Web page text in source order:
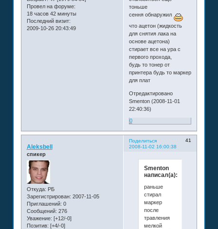
Провел на форуме:
18 часов 42 минуты
Последний визит:
2009-10-26 20:43:49
тоньше
сення обнаружил
что ацетон (жидкость
для снятия лака на
основе ацетона)
стирает все на ура с
первого прохода,
будь то тонер от
принтера будь то маркер
для плат
Отредактировано
Smenton (2008-11-01
22:40:36)
0
Поделиться
41
2008-11-02 16:00:38
Aleksbell
спикер
Откуда: РБ
Зарегистрирован: 2007-11-05
Приглашений: 0
Сообщений: 276
Уважение: [+12/-0]
Позитив: [+4/-0]
Smenton
написал(а):
раньше
стирал
маркер
после
травления
мелкой